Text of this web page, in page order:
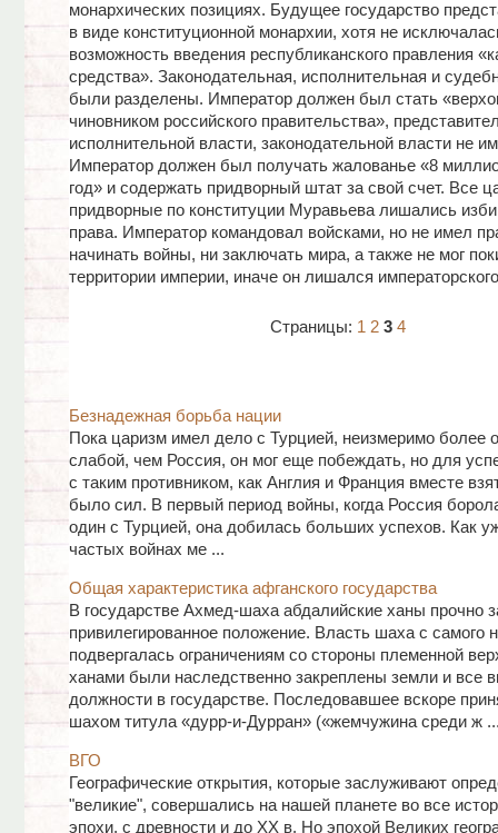
монархических позициях. Будущее государство
в виде конституционной монархии, хотя не
возможность введения республиканского правления
средства». Законодательная, исполнительная и
были разделены. Император должен был стать
чиновником российского правительства»,
исполнительной власти, законодательной власти не
Император должен был получать жалованье «8
год» и содержать придворный штат за свой счет. Все
придворные по конституции Муравьева лишались
права. Император командовал войсками, но не имел
начинать войны, ни заключать мира, а также не мог
территории империи, иначе он лишался
Страницы: 1 2 3 4
Безнадежная борьба нации
Пока царизм имел дело с Турцией, неизмеримо более
слабой, чем Россия, он мог еще побеждать, но для
с таким противником, как Англия и Франция вместе
было сил. В первый период войны, когда Россия
один с Турцией, она добилась больших успехов. Как
частых войнах ме ...
Общая характеристика афганского государства
В государстве Ахмед-шаха абдалийские ханы прочно
привилегированное положение. Власть шаха с самого
подвергалась ограничениям со стороны племенной
ханами были наследственно закреплены земли и все
должности в государстве. Последовавшее вскоре
шахом титула «дурр-и-Дурран» («жемчужина среди ж
ВГО
Географические открытия, которые заслуживают
"великие", совершались на нашей планете во все
эпохи, с древности и до XX в. Но эпохой Великих